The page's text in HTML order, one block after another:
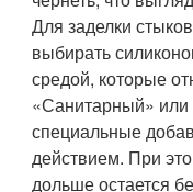
Для заделки
выбирать
средой, которые
«Санитарный»
специальные
действием. При
дольше остается